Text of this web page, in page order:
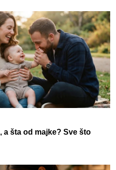
a šta od majke? Sve što